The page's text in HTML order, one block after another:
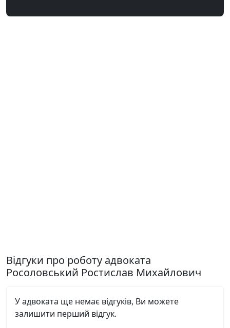
Відгуки про роботу адвоката
Росоловський Ростислав Михайлович
У адвоката ще немає відгуків, Ви можете
залишити перший відгук.